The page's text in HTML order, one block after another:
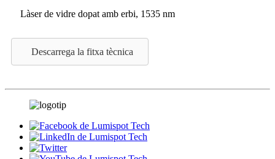
Làser de vidre dopat amb erbi, 1535 nm
Descarrega la fitxa tècnica